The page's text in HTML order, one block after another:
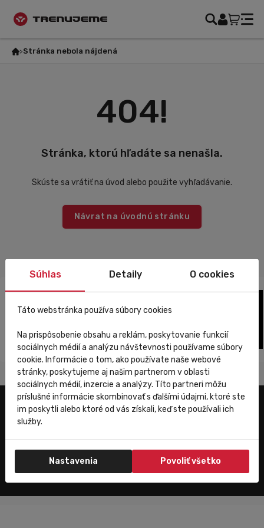
Stránka nebola nájdená
404!
Stránka, ktorú hľadáte sa nenašla.
Skúste sa vrátiť na úvod alebo použite vyhľadávanie.
Návrat na úvodnú stránku
Užitočné odkazy
E-shop
Trenujeme
Súhlas Detaily O cookies
Táto webstránka používa súbory cookies
Na prispôsobenie obsahu a reklám, poskytovanie funkcií
sociálnych médií a analýzu návštevnosti používame súbory
cookie. Informácie o tom, ako používate naše webové
stránky, poskytujeme aj našim partnerom v oblasti
sociálnych médií, inzercie a analýzy. Títo partneri môžu
príslušné informácie skombinovať s ďalšími údajmi, ktoré ste
im poskytli alebo ktoré od vás získali, keď ste používali ich
služby.
Nastavenia Povoliť všetko